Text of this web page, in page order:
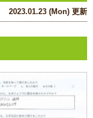
2023.01.23 (Mon) 更新